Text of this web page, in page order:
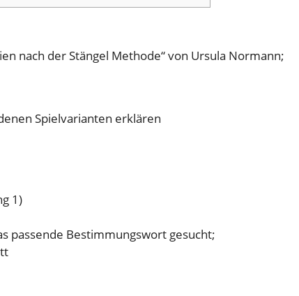
nach der Stängel Methode“ von Ursula Normann;
Spielvarianten erklären
1)
passende Bestimmungswort gesucht;